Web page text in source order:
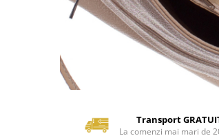
Transport
La comenzi mai mari de